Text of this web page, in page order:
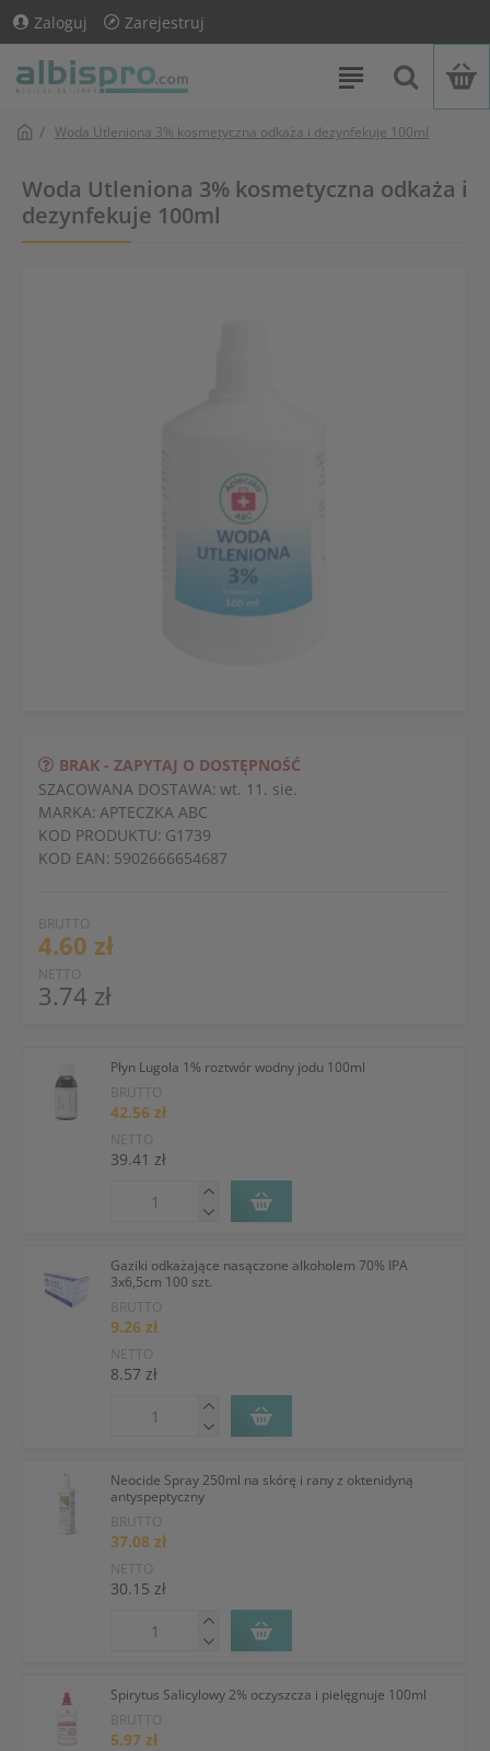
Zaloguj Zarejestruj
Woda Utleniona 3% kosmetyczna odkaża i dezynfekuje 100ml
Woda Utleniona 3% kosmetyczna odkaża i
dezynfekuje 100ml
BRUTTO
4.60 zł
NETTO
3.74 zł
BRAK - ZAPYTAJ O DOSTĘPNOŚĆ
SZACOWANA DOSTAWA: wt. 11. sie.
MARKA: APTECZKA ABC
KOD PRODUKTU: G1739
KOD EAN: 5902666654687
Płyn Lugola 1% roztwór wodny jodu 100ml
BRUTTO
42.56 zł
NETTO
39.41 zł
Gaziki odkażające nasączone alkoholem 70% IPA
3x6,5cm 100 szt.
BRUTTO
9.26 zł
NETTO
8.57 zł
Neocide Spray 250ml na skórę i rany z oktenidyną
antyspeptyczny
BRUTTO
37.08 zł
NETTO
30.15 zł
Spirytus Salicylowy 2% oczyszcza i pielęgnuje 100ml
BRUTTO
5.97 zł